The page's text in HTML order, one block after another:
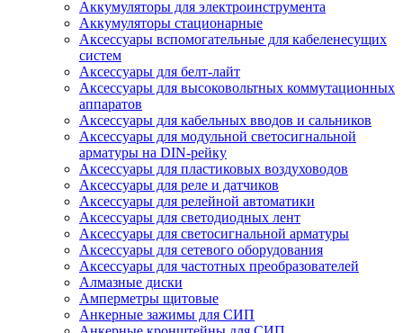
Аккумуляторы для электроинструмента
Аккумуляторы стационарные
Аксессуары вспомогательные для кабеленесущих
систем
Аксессуары для белт-лайт
Аксессуары для высоковольтных коммутационных
аппаратов
Аксессуары для кабельных вводов и сальников
Аксессуары для модульной светосигнальной
арматуры на DIN-рейку
Аксессуары для пластиковых воздуховодов
Аксессуары для реле и датчиков
Аксессуары для релейной автоматики
Аксессуары для светодиодных лент
Аксессуары для светосигнальной арматуры
Аксессуары для сетевого оборудования
Аксессуары для частотных преобразователей
Алмазные диски
Амперметры щитовые
Анкерные зажимы для СИП